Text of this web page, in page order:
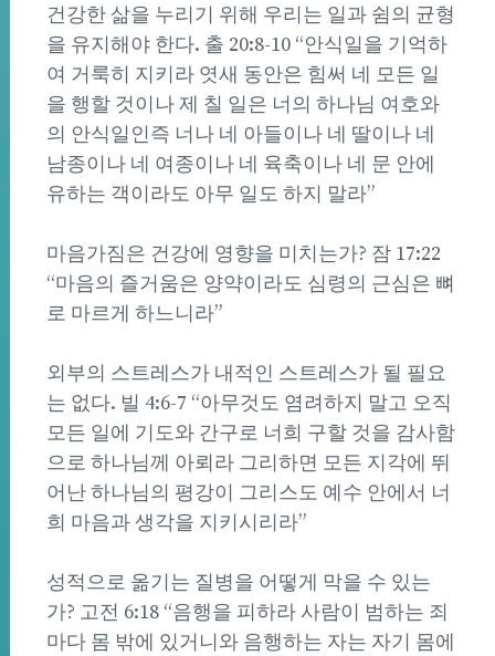
건강한 삶을 누리기 위해 우리는 일과 쉼의 균형
을 유지해야 한다. 출 20:8-10 “안식일을 기억하
여 거룩히 지키라 엿새 동안은 힘써 네 모든 일
을 행할 것이나 제 칠 일은 너의 하나님 여호와
의 안식일인즉 너나 네 아들이나 네 딸이나 네
남종이나 네 여종이나 네 육축이나 네 문 안에
유하는 객이라도 아무 일도 하지 말라”
마음가짐은 건강에 영향을 미치는가? 잠 17:22
“마음의 즐거움은 양약이라도 심령의 근심은 뼈
로 마르게 하느니라”
외부의 스트레스가 내적인 스트레스가 될 필요
는 없다. 빌 4:6-7 “아무것도 염려하지 말고 오직
모든 일에 기도와 간구로 너희 구할 것을 감사함
으로 하나님께 아뢰라 그리하면 모든 지각에 뛰
어난 하나님의 평강이 그리스도 예수 안에서 너
희 마음과 생각을 지키시리라”
성적으로 옮기는 질병을 어떻게 막을 수 있는
가? 고전 6:18 “음행을 피하라 사람이 범하는 죄
마다 몸 밖에 있거니와 음행하는 자는 자기 몸에